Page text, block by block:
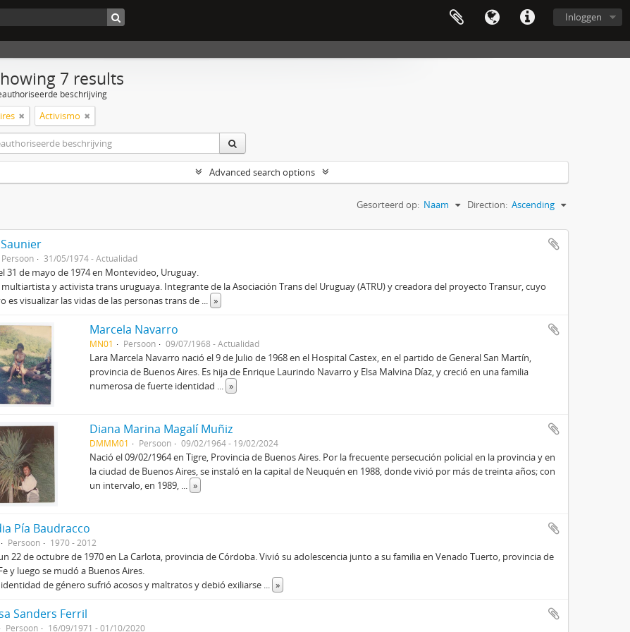
Inloggen
7 results
beschrijving
Activismo
Advanced search options
Gesorteerd op: Naam Direction: Ascending
Persoon 31/05/1974 - Actualidad
31 de mayo de 1974 en Montevideo, Uruguay.
multiartista y activista trans uruguaya. Integrante de la Asociación Trans del Uruguay (ATRU) y creadora del proyecto Transur, cuyo
es visualizar las vidas de las personas trans de ... »
Marcela Navarro
MN01 Persoon 09/07/1968 - Actualidad
Lara Marcela Navarro nació el 9 de Julio de 1968 en el Hospital Castex, en el partido de General San Martín,
provincia de Buenos Aires. Es hija de Enrique Laurindo Navarro y Elsa Malvina Díaz, y creció en una familia
numerosa de fuerte identidad ... »
Diana Marina Magalí Muñiz
DMMM01 Persoon 09/02/1964 - 19/02/2024
Nació el 09/02/1964 en Tigre, Provincia de Buenos Aires. Por la frecuente persecución policial en la provincia y en
la ciudad de Buenos Aires, se instaló en la capital de Neuquén en 1988, donde vivió por más de treinta años; con
un intervalo, en 1989, ... »
Pía Baudracco
Persoon 1970 - 2012
22 de octubre de 1970 en La Carlota, provincia de Córdoba. Vivió su adolescencia junto a su familia en Venado Tuerto, provincia de
y luego se mudó a Buenos Aires.
de género sufrió acosos y maltratos y debió exiliarse ... »
Sanders Ferril
Persoon 16/09/1971 - 01/10/2020